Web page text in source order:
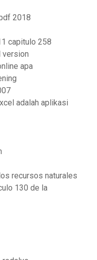
2018
capitulo 258
version
apa
adalah aplikasi
recursos naturales
130 de la